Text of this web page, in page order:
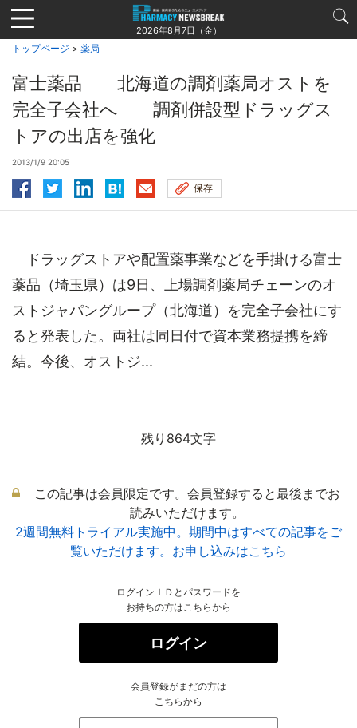
Jump
to
navigation
2026年8月7日（金）
トップページ > 薬局
富士薬品 北海道の調剤薬局オストを
完全子会社へ 調剤併設型ドラッグス
トアの出店を強化
2013/1/9 20:05
保存
ドラッグストアや配置薬事業などを手掛ける富士
薬品（埼玉県）は9日、上場調剤薬局チェーンのオ
ストジャパングループ（北海道）を完全子会社にす
ると発表した。両社は同日付で資本業務提携を締
結。今後、オストジ...
残り864文字
この記事は会員限定です。会員登録すると最後までお
読みいただけます。
2週間無料トライアル実施中。期間中はすべての記事をご
覧いただけます。お申し込みはこちら
ログインＩＤとパスワードを
お持ちの方はこちらから
ログイン
会員登録がまだの方は
こちらから